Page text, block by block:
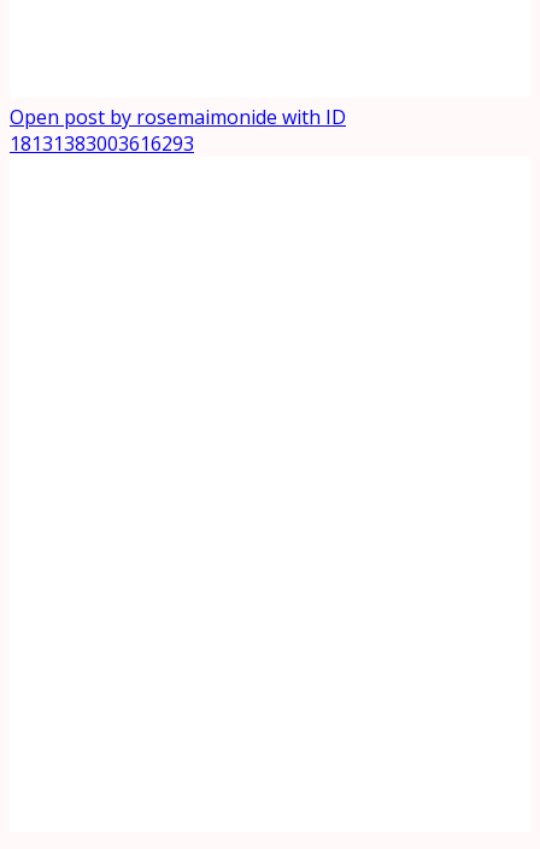
Open post by rosemaimonide with ID
18131383003616293